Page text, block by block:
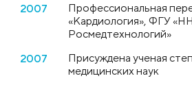
2007
Профессиональная
«Кардиология», ФГУ
Росмедтехнологий»
2007
Присуждена ученая
медицинских наук